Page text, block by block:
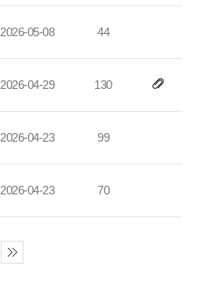
2026-05-08 44
2026-04-29 130
2026-04-23 99
2026-04-23 70